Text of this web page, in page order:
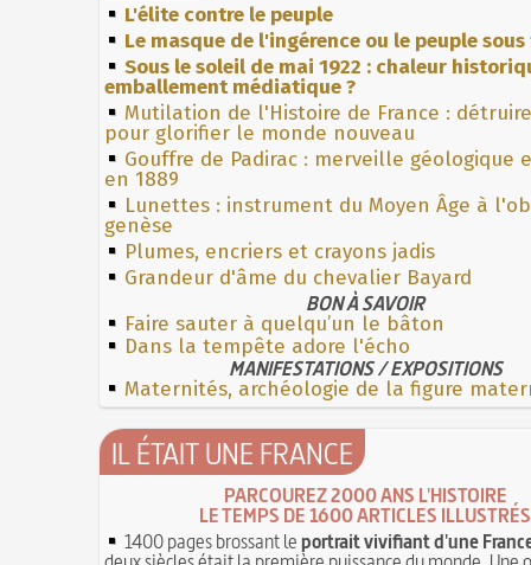
L'élite contre le peuple
Le masque de l'ingérence ou le peuple
Sous le soleil de mai 1922 : chaleur
emballement médiatique ?
Mutilation de l'Histoire de France :
pour glorifier le monde nouveau
Gouffre de Padirac : merveille géologique
en 1889
Lunettes : instrument du Moyen Âge à
genèse
Plumes, encriers et crayons jadis
Grandeur d'âme du chevalier Bayard
BON À SAVOIR
Faire sauter à quelqu’un le bâton
Dans la tempête adore l'écho
MANIFESTATIONS / EXPOSITIONS
Maternités, archéologie de la figure
IL ÉTAIT UNE FRANCE
PARCOUREZ 2000 ANS L'HISTOIRE
LE TEMPS DE 1600 ARTICLES ILLUSTRÉS
1400 pages brossant leportrait vivifiant d'une